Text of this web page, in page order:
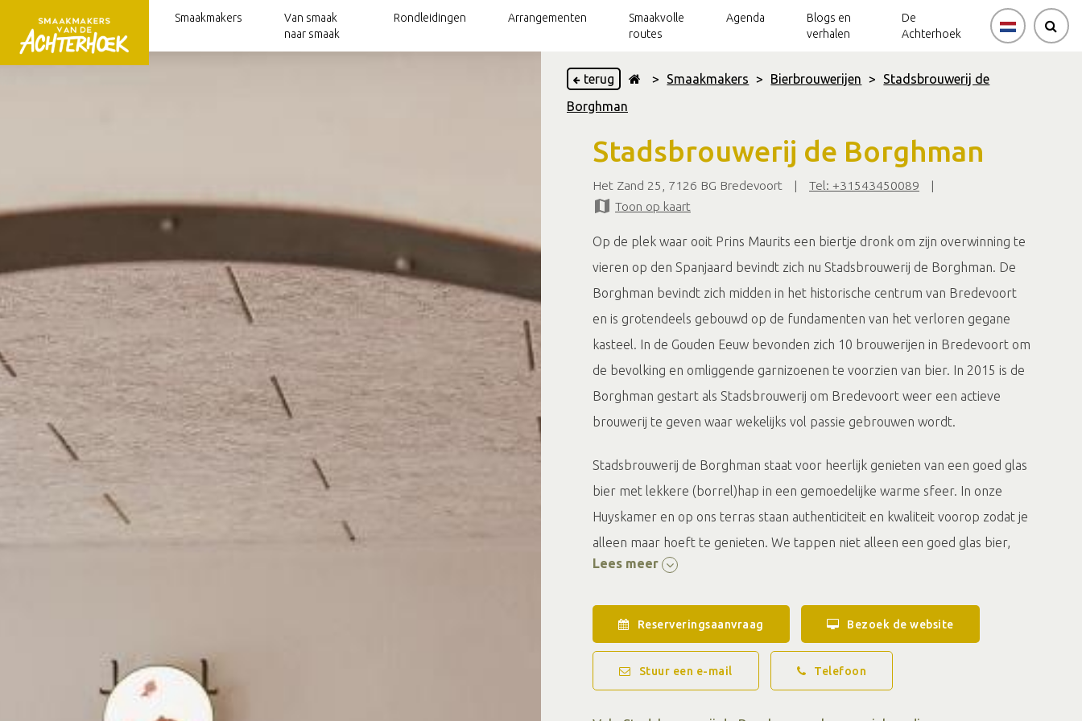
Smaakmakers
Streekwinkels
Pluktuinen
Theetuinen
Achterhoeks graan
Van smaak
naar smaak
Rondleidingen Arrangementen
Smaakvolle
routes
Agenda
Blogs en
verhalen
De
Achterhoek
terug > Smaakmakers > Bierbrouwerijen >
Stadsbrouwerij de
Borghman
Stadsbrouwerij de Borghman
Het Zand 25, 7126 BG Bredevoort | Tel: +31543450089
|
Toon op kaart
Op de plek waar ooit Prins Maurits een biertje dronk om zijn overwinning te
vieren op den Spanjaard bevindt zich nu Stadsbrouwerij de Borghman. De
Borghman bevindt zich midden in het historische centrum van Bredevoort
en is grotendeels gebouwd op de fundamenten van het verloren gegane
kasteel. In de Gouden Eeuw bevonden zich 10 brouwerijen in Bredevoort om
de bevolking en omliggende garnizoenen te voorzien van bier. In 2015 is de
Borghman gestart als Stadsbrouwerij om Bredevoort weer een actieve
brouwerij te geven waar wekelijks vol passie gebrouwen wordt.
Stadsbrouwerij de Borghman staat voor heerlijk genieten van een goed glas
bier met lekkere (borrel)hap in een gemoedelijke warme sfeer. In onze
Huyskamer en op ons terras staan authenticiteit en kwaliteit voorop zodat je
alleen maar hoeft te genieten. We tappen niet alleen een goed glas bier,
maar bieden ook een goed gevulde koelkast met meer dan 60 soorten bier
goed toeven bij de Borghman. Onze spelletjeskast is altijd goed gevuld met
vertier voor jong en oud.
Het is mogelijk om de brouwerij te bezoeken. Onze brouwers vertellen vol
passie hoe het brouwproces in elkaar steekt, zodat je weer wat slimmer
Lees meer
Reserveringsaanvraag Bezoek de website
Stuur een e-mail Telefoon